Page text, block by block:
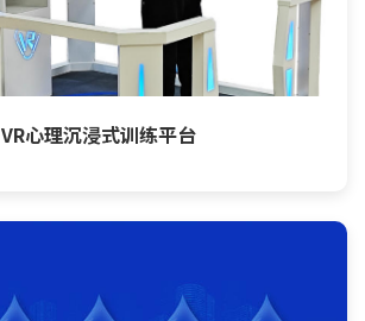
VR心理沉浸式训练平台